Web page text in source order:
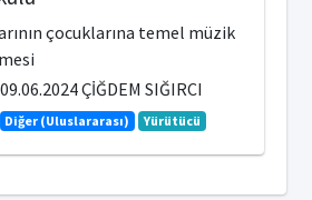
çocuklarına temel müzik
ÇİĞDEM SIĞIRCI
Diğer (Uluslararası) Yürütücü